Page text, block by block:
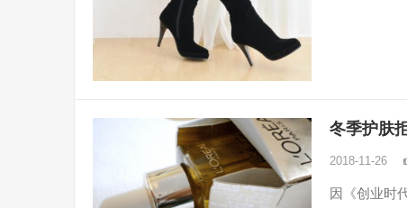
冬季护肤
2018-11-26
因《创业时